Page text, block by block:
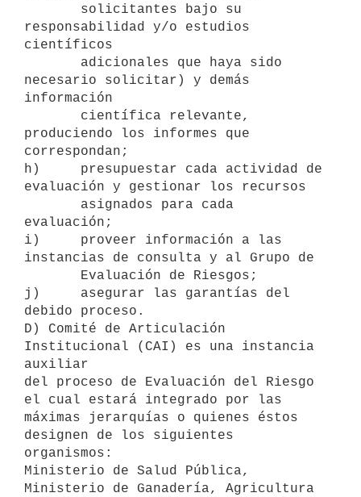
responsabilidad y/o estudios
científicos
necesario solicitar) y demás
información
produciendo los informes que
correspondan;
h)     presupuestar cada actividad de
evaluación y gestionar los recursos
evaluación;
i)     proveer información a las
instancias de consulta y al Grupo de
j)     asegurar las garantías del
debido proceso.
D) Comité de Articulación
Institucional (CAI) es una instancia
auxiliar
del proceso de Evaluación del Riesgo
el cual estará integrado por las
máximas jerarquías o quienes éstos
designen de los siguientes
organismos:
Ministerio de Salud Pública,
Ministerio de Ganadería, Agricultura